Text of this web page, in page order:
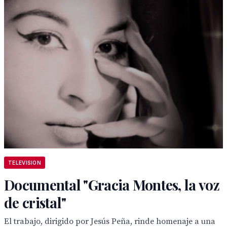
TELEVISION
Documental "Gracia Montes, la voz
de cristal"
El trabajo, dirigido por Jesús Peña, rinde homenaje a una